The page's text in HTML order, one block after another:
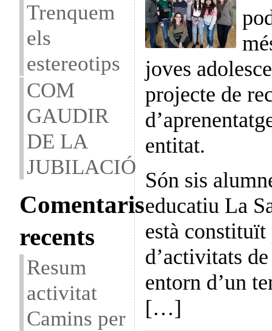
Trenquem
els
estereotips
COM
GAUDIR
DE LA
JUBILACIÓ
Comentaris
recents
Resum
activitat
Camins per
joves
projecte de
entitat.
Són sis
educatiu La
està
d’activitats
entorn d’un
[…]